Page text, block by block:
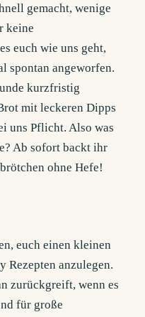
gemacht, wenige
keine
euch wie uns geht,
spontan angeworfen.
kurzfristig
mit leckeren Dipps
uns Pflicht. Also was
Ab sofort backt ihr
ohne Hefe!
euch einen kleinen
Rezepten anzulegen.
zurückgreift, wenn es
für große